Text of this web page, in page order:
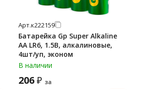
Арт.к222159
Батарейка Gp Super Alkaline
AA LR6, 1.5В, алкалиновые,
4шт/уп, эконом
В наличии
206₽ за